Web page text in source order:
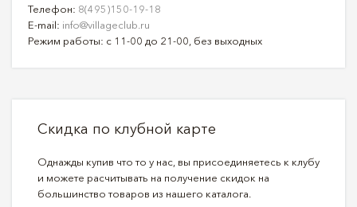
Телефон: 8(495)150-19-18
E-mail: info@villageclub.ru
Режим работы: с 11-00 до 21-00, без выходных
Скидка по клубной карте
Однажды купив что то у нас, вы присоединяетесь к клубу
и можете расчитывать на получение скидок на
большинство товаров из нашего каталога.